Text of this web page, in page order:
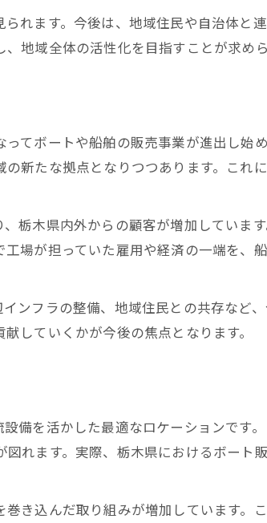
を探る
関係性
と課題
役割
イント
察
来像
価値
性
展望
れます。今後は、地域住民や自治体と
地域全体の活性化を目指すことが求めら
てボートや船舶の販売事業が進出し始
新たな拠点となりつつあります。これ
栃木県内外からの顧客が増加していま
場が担っていた雇用や経済の一端を、
ンフラの整備、地域住民との共存など
していくかが今後の焦点となります。
備を活かした最適なロケーションです
れます。実際、栃木県におけるボート販
き込んだ取り組みが増加しています。